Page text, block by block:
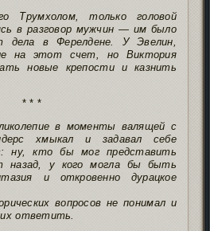
Трумхолом, только головой
в разговор мужчин — им было
дела в Ферелдене. У Эвелин,
на этот счет, но Виктория
новые крепости и казнить
* * *
в моменты валящей с
хмыкал и задавал себе
ну, кто бы мог представить
назад, у кого могла бы быть
и откровенно дурацкое
вопросов не понимал и
ответить.